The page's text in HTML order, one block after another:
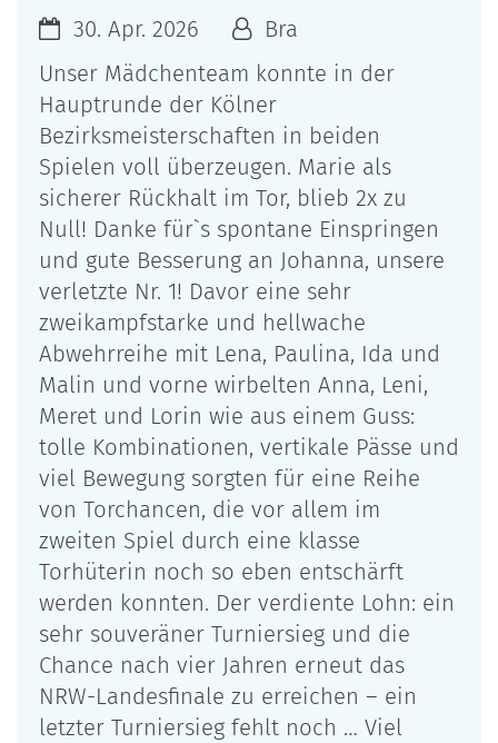
30. Apr. 2026
Bra
Unser Mädchenteam konnte in der
Hauptrunde der Kölner
Bezirksmeisterschaften in beiden
Spielen voll überzeugen. Marie als
sicherer Rückhalt im Tor, blieb 2x zu
Null! Danke für`s spontane Einspringen
und gute Besserung an Johanna, unsere
verletzte Nr. 1! Davor eine sehr
zweikampfstarke und hellwache
Abwehrreihe mit Lena, Paulina, Ida und
Malin und vorne wirbelten Anna, Leni,
Meret und Lorin wie aus einem Guss:
tolle Kombinationen, vertikale Pässe und
viel Bewegung sorgten für eine Reihe
von Torchancen, die vor allem im
zweiten Spiel durch eine klasse
Torhüterin noch so eben entschärft
werden konnten. Der verdiente Lohn: ein
sehr souveräner Turniersieg und die
Chance nach vier Jahren erneut das
NRW-Landesfinale zu erreichen – ein
letzter Turniersieg fehlt noch … Viel